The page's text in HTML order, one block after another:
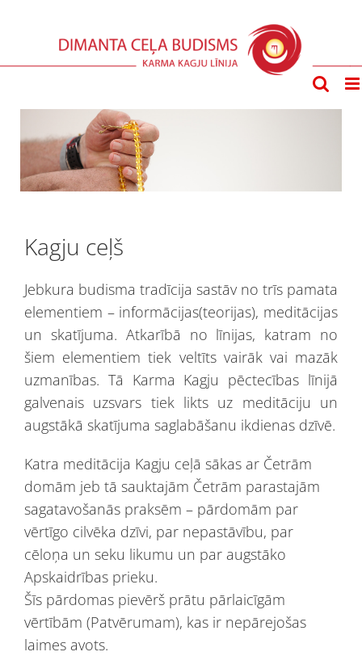
Kagju ceļš
Jebkura budisma tradīcija sastāv no trīs pamata
elementiem – informācijas(teorijas), meditācijas
un skatījuma. Atkarībā no līnijas, katram no
šiem elementiem tiek veltīts vairāk vai mazāk
uzmanības. Tā Karma Kagju pēctecības līnijā
galvenais uzsvars tiek likts uz meditāciju un
augstākā skatījuma saglabāšanu ikdienas dzīvē.
Katra meditācija Kagju ceļā sākas ar Četrām
domām jeb tā sauktajām Četrām parastajām
sagatavošanās praksēm – pārdomām par
vērtīgo cilvēka dzīvi, par nepastāvību, par
cēloņa un seku likumu un par augstāko
Apskaidrības prieku.
Šīs pārdomas pievērš prātu pārlaicīgām
vērtībām (Patvērumam), kas ir nepārejošas
laimes avots.